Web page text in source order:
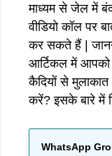
माध्यम से जेल में
वीडियो कॉल पर
कर सकते हैं |
आर्टिकल में
कैदियों से
करें? इसके बारे में
WhatsApp